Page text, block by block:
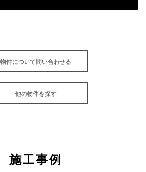
物件について問い合わせる
他の物件を探す
施工事例